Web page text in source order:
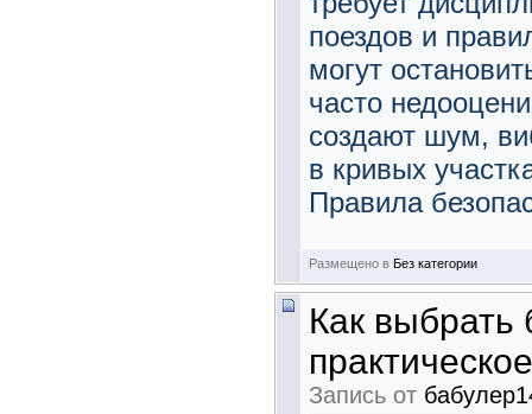
поездов и
могут
часто
создают шум,
в кривых
Правила
Размещено в Без категории
Как выбрать
Запись от